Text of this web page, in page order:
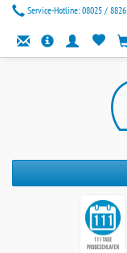
Service-Hotline: 08025 / 8826